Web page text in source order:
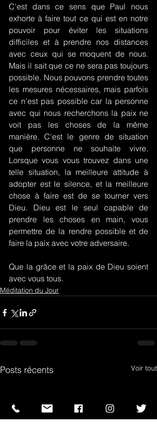
C'est dans ce sens que Paul nous
exhorte à faire tout ce qui est en notre
pouvoir pour éviter les situations
difficiles et à prendre nos distances
avec ceux qui se moquent de nous.
Mais il sait que ce ne sera pas toujours
possible. Nous pouvons prendre toutes
les mesures nécessaires, mais parfois
ce n'est pas possible car la personne
avec qui nous recherchons la paix ne
voit pas les choses de la même
manière. C'est le genre de situation
que personne ne souhaite vivre.
Lorsque vous vous trouvez dans une
telle situation, la meilleure attitude à
adopter est le silence, et la meilleure
chose à faire est de se tourner vers
Dieu. Dieu est le seul capable de
prendre les choses en main, vous
permettre de la rendre possible et de
faire la paix avec votre adversaire.
Que la grâce et la paix de Dieu soient
avec vous tous.
Méditation du Jour
Posts récents Voir tout